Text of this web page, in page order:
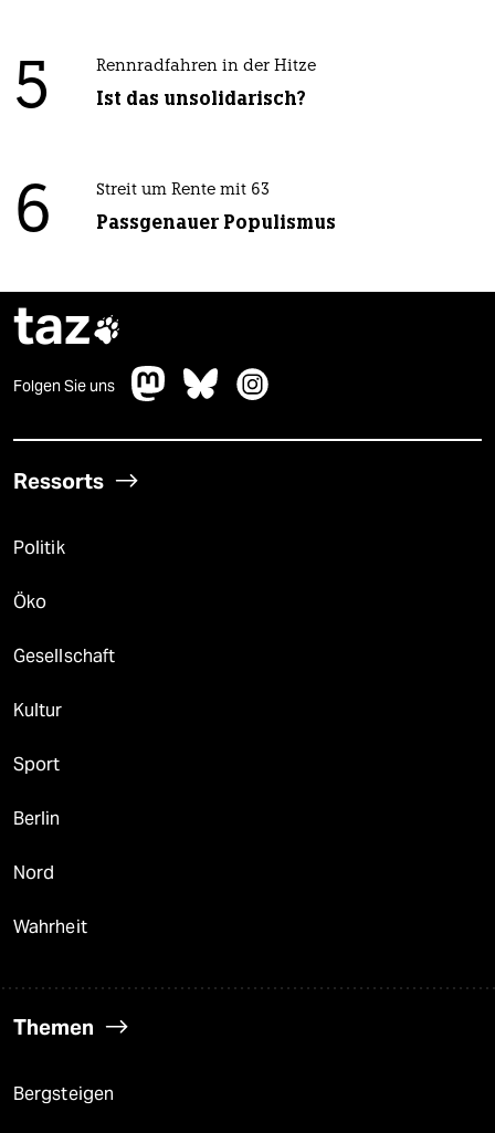
5 Rennradfahren in der Hitze
Ist das unsolidarisch?
6 Streit um Rente mit 63
Passgenauer Populismus
taz
Folgen Sie uns
Ressorts
Politik
Öko
Gesellschaft
Kultur
Sport
Berlin
Nord
Wahrheit
Themen
Bergsteigen